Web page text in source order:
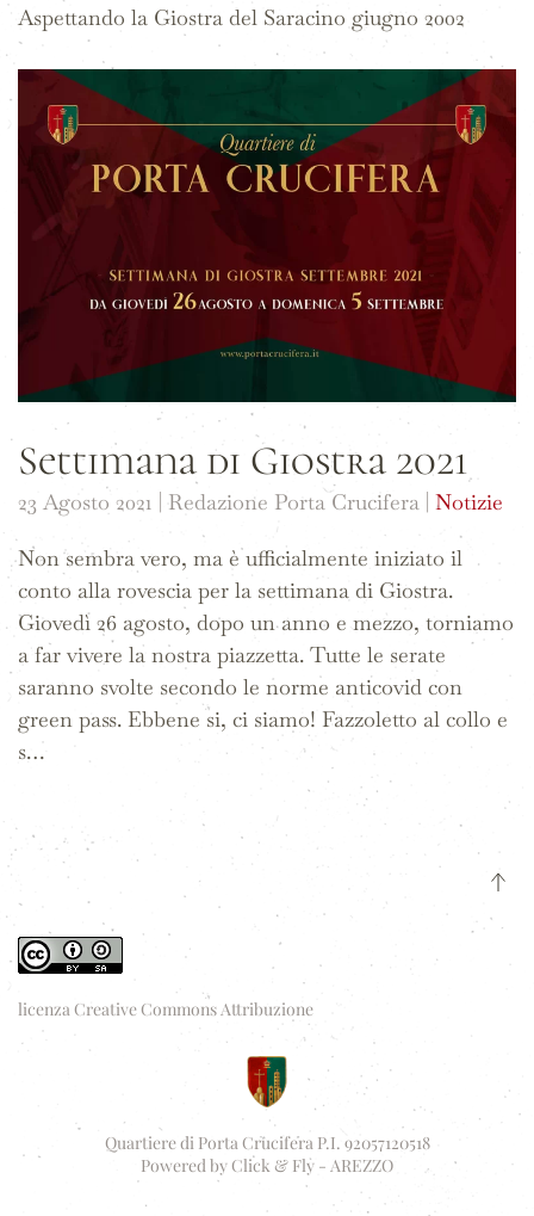
Aspettando la Giostra del Saracino giugno 2002
Settimana di Giostra 2021
23 Agosto 2021 | Redazione Porta Crucifera | Notizie
Non sembra vero, ma è ufficialmente iniziato il
conto alla rovescia per la settimana di Giostra.
Giovedì 26 agosto, dopo un anno e mezzo, torniamo
a far vivere la nostra piazzetta. Tutte le serate
saranno svolte secondo le norme anticovid con
green pass. Ebbene si, ci siamo! Fazzoletto al collo e
s…
licenza Creative Commons Attribuzione
Quartiere di Porta Crucifera P.I. 92057120518
Powered byClick & Fly - AREZZO